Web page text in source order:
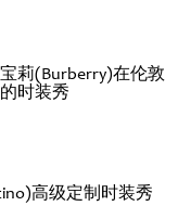
莉(Burberry)在伦敦
时装秀
高级定制时装秀